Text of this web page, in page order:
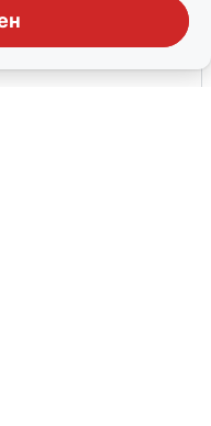
сигнала